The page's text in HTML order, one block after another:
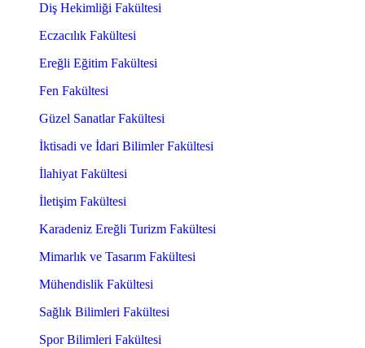
Diş Hekimliği Fakültesi
Eczacılık Fakültesi
Ereğli Eğitim Fakültesi
Fen Fakültesi
Güzel Sanatlar Fakültesi
İktisadi ve İdari Bilimler Fakültesi
İlahiyat Fakültesi
İletişim Fakültesi
Karadeniz Ereğli Turizm Fakültesi
Mimarlık ve Tasarım Fakültesi
Mühendislik Fakültesi
Sağlık Bilimleri Fakültesi
Spor Bilimleri Fakültesi